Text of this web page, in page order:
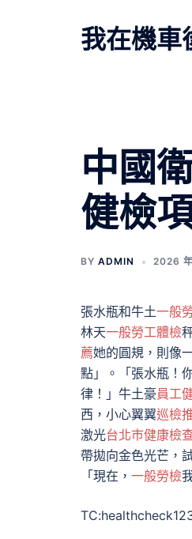
我在機車
中國
健檢
BY ADMIN 2026
張水瓶和牛土一般
林天一般勞工體檢
薦她的圓規，則像
點」。「張水瓶！
律！」牛土豪員工
西，小心翼翼巡檢
激光台北巿健康檢
帶拋向金色光芒，
「現在， 一般勞檢